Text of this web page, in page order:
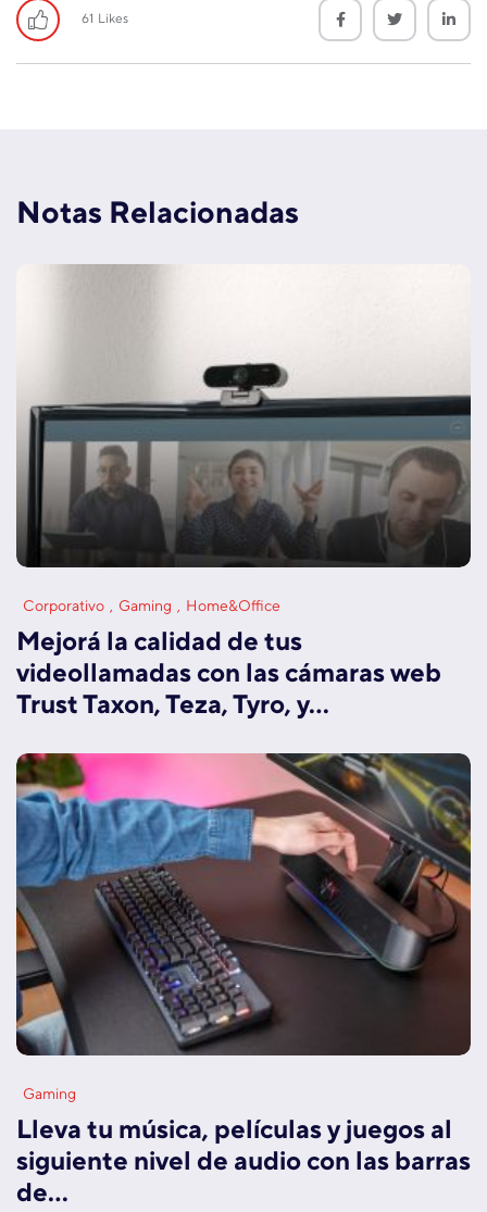
61 Likes
Notas Relacionadas
Corporativo Gaming Home&Office
Mejorá la calidad de tus
videollamadas con las cámaras web
Trust Taxon, Teza, Tyro, y…
Gaming
Lleva tu música, películas y juegos al
siguiente nivel de audio con las barras
de…